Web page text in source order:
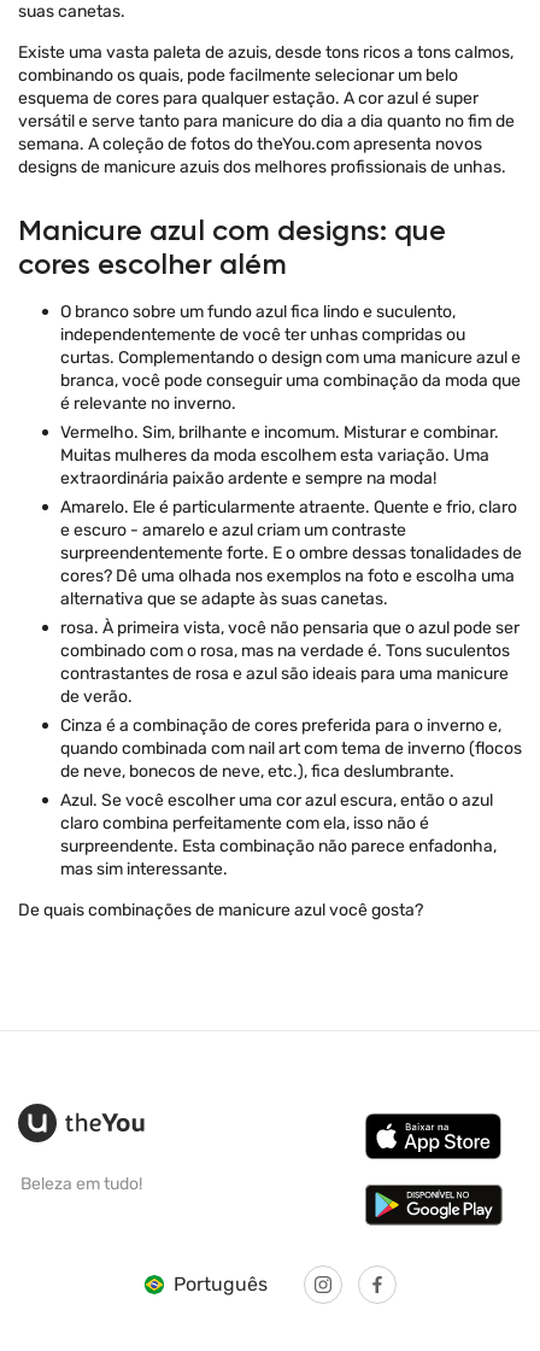
suas canetas.
Existe uma vasta paleta de azuis, desde tons ricos a tons calmos,
combinando os quais, pode facilmente selecionar um belo
esquema de cores para qualquer estação. A cor azul é super
versátil e serve tanto para manicure do dia a dia quanto no fim de
semana. A coleção de fotos do theYou.com apresenta novos
designs de manicure azuis dos melhores profissionais de unhas.
Manicure azul com designs: que
cores escolher além
O branco sobre um fundo azul fica lindo e suculento,
independentemente de você ter unhas compridas ou
curtas. Complementando o design com uma manicure azul e
branca, você pode conseguir uma combinação da moda que
é relevante no inverno.
Vermelho. Sim, brilhante e incomum. Misturar e combinar.
Muitas mulheres da moda escolhem esta variação. Uma
extraordinária paixão ardente e sempre na moda!
Amarelo. Ele é particularmente atraente. Quente e frio, claro
e escuro - amarelo e azul criam um contraste
surpreendentemente forte. E o ombre dessas tonalidades de
cores? Dê uma olhada nos exemplos na foto e escolha uma
alternativa que se adapte às suas canetas.
rosa. À primeira vista, você não pensaria que o azul pode ser
combinado com o rosa, mas na verdade é. Tons suculentos
contrastantes de rosa e azul são ideais para uma manicure
de verão.
Cinza é a combinação de cores preferida para o inverno e,
quando combinada com nail art com tema de inverno (flocos
de neve, bonecos de neve, etc.), fica deslumbrante.
Azul. Se você escolher uma cor azul escura, então o azul
claro combina perfeitamente com ela, isso não é
surpreendente. Esta combinação não parece enfadonha,
mas sim interessante.
De quais combinações de manicure azul você gosta?
Beleza em tudo!
Português